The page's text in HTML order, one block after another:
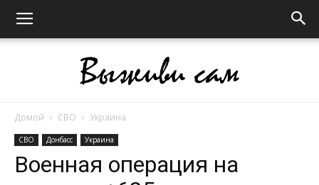
Домой СВО Украина
СВО Донбасс Украина
Военная операция на